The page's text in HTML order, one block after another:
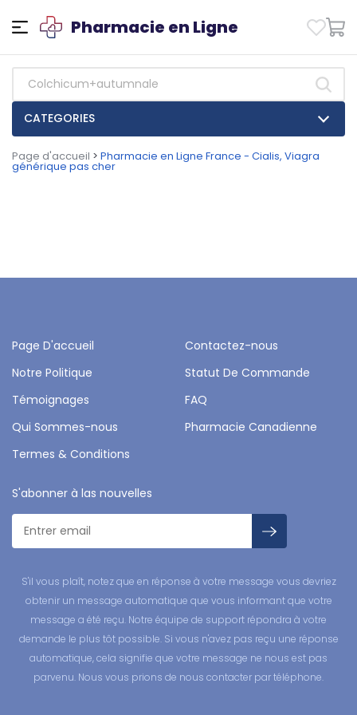
Pharmacie en Ligne
CATEGORIES
Page d'accueil > Pharmacie en Ligne France - Cialis, Viagra
générique pas cher
Page D'accueil
Contactez-nous
Notre Politique
Statut De Commande
Témoignages
FAQ
Qui Sommes-nous
Pharmacie Canadienne
Termes & Conditions
S'abonner à las nouvelles
S'il vous plaît, notez que en réponse à votre message vous devriez
obtenir un message automatique que vous informant que votre
message a été reçu. Notre équipe de support répondra à votre
demande le plus tôt possible. Si vous n'avez pas reçu une réponse
automatique, cela signifie que votre message ne nous est pas
parvenu. Nous vous prions de nous contacter par téléphone.